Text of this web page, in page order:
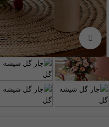
برای بزرگنمایی کلیک کنید